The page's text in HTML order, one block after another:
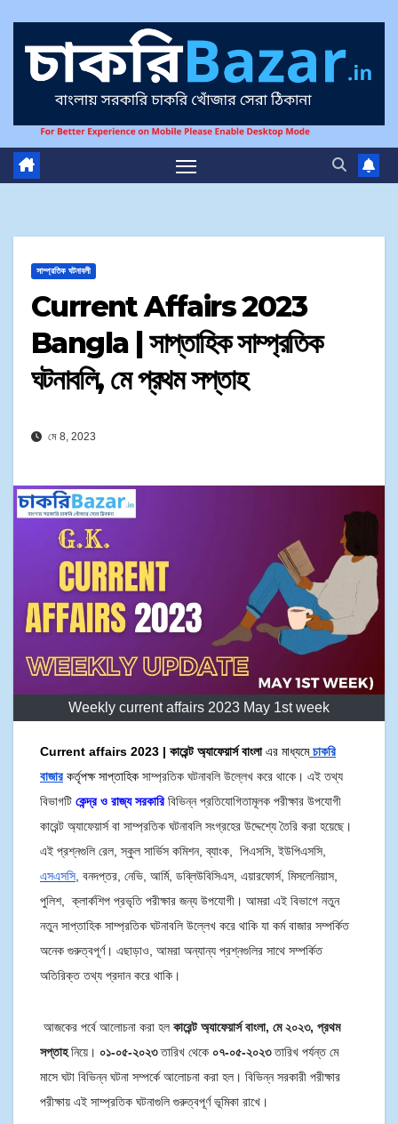
সাম্প্রতিক ঘটনাবলী
Current Affairs 2023
Bangla | সাপ্তাহিক সাম্প্রতিক
ঘটনাবলি, মে প্রথম সপ্তাহ
মে 8, 2023
Weekly current affairs 2023 May 1st week
Current affairs 2023 | কারেন্ট অ্যাফেয়ার্স বাংলাএর মাধ্যমেচাকরি
বাজারকর্তৃপক্ষ সাপ্তাহিক সাম্প্রতিক ঘটনাবলি উল্লেখ করে থাকে। এই তথ্য
বিভাগটি কেন্দ্র ও রাজ্য সরকারিবিভিন্ন প্রতিযোগিতামূলক পরীক্ষার উপযোগী
কারেন্ট অ্যাফেয়ার্স বা সাম্প্রতিক ঘটনাবলি সংগ্রহের উদ্দেশ্যে তৈরি করা হয়েছে।
এই প্রশ্নগুলি রেল, স্কুল সার্ভিস কমিশন, ব্যাংক, পিএসসি, ইউপিএসসি,
এসএসসি, বনদপ্তর, নেভি, আর্মি, ডব্লিউবিসিএস, এয়ারফোর্স, মিসলেনিয়াস,
পুলিশ, ক্লার্কশিপ প্রভৃতি পরীক্ষার জন্য উপযোগী। আমরা এই বিভাগে নতুন
নতুন সাপ্তাহিক সাম্প্রতিক ঘটনাবলি উল্লেখ করে থাকি যা কর্ম বাজার সম্পর্কিত
অনেক গুরুত্বপূর্ণ। এছাড়াও, আমরা অন্যান্য প্রশ্নগুলির সাথে সম্পর্কিত
অতিরিক্ত তথ্য প্রদান করে থাকি।
আজকের পর্বে আলোচনা করা হল কারেন্ট অ্যাফেয়ার্স বাংলা, মে ২০২৩, প্রথম
সপ্তাহনিয়ে। ০১-০৫-২০২৩তারিখ থেকে ০৭-০৫-২০২৩তারিখ পর্যন্ত মে
মাসে ঘটা বিভিন্ন ঘটনা সম্পর্কে আলোচনা করা হল। বিভিন্ন সরকারী পরীক্ষার
পরীক্ষায় এই সাম্প্রতিক ঘটনাগুলি গুরুত্বপূর্ণ ভূমিকা রাখে।